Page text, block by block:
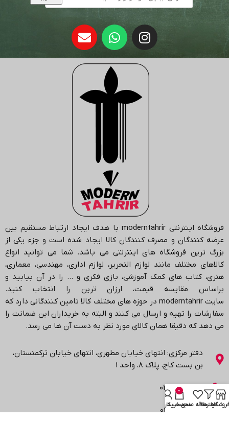
فروشگاه اینترنتی moderntahrir با هدف ایجاد ارتباط مستقیم بین
عرضه کنندگان و مصرف کنندگان کالا ایجاد شده است و جزء یکی از
بزرگ ترین فروشگاه های اینترنتی می باشد. شما می توانید انواع
کالاهای مختلف مانند لوازم التحریر، لوازم اداری، مهندسی، معماری،
هنری، کتاب های کمک آموزشی، بازی فکری و … را در آن بیابید و
براساس مقایسه قیمت، ارزان ترین را انتخاب کنید.
سایتmoderntahrir در حوزه های مختلف کالا تامین کنندگانی دارد که
سفارشات را تهیه و ارسال می کنند و البته به خریداران این ضمانت را
می دهد که دقیقا همان کالای مورد نظر به دست آن ها می رسد.
دفتر مرکزی: انتهاي خیابان مطهری، انتهاي خیابان ترکمنستان،
بن بست کاج، پلاک ۸، واحد 1
02188402803
02188431569
فروشگاهفیلترهاعلاقه مندی
0
سبد خرید
حساب کاربری من